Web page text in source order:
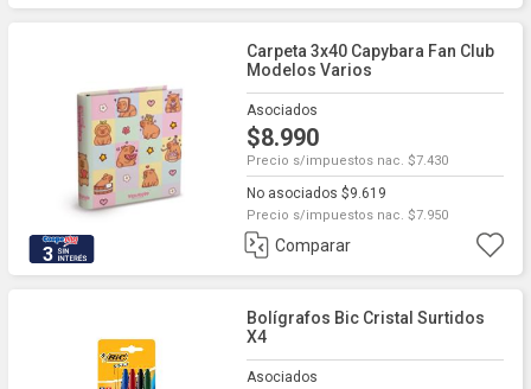
3
Carpeta 3x40 Capybara Fan Club
Modelos Varios
Asociados
$8.990
Precio s/impuestos nac. $7.430
No asociados $9.619
Precio s/impuestos nac. $7.950
Comparar
Bolígrafos Bic Cristal Surtidos
X4
Asociados